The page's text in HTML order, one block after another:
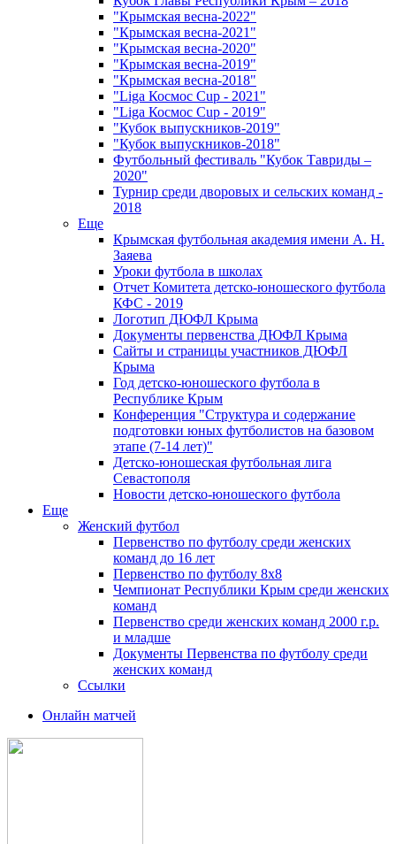
"Крымская весна-2022"
"Крымская весна-2021"
"Крымская весна-2020"
"Крымская весна-2019"
"Крымская весна-2018"
"Liga Космос Cup - 2021"
"Liga Космос Cup - 2019"
"Кубок выпускников-2019"
"Кубок выпускников-2018"
Футбольный фестиваль "Кубок Тавриды –
2020"
Турнир среди дворовых и сельских команд -
2018
Еще
Крымская футбольная академия имени А. Н.
Заяева
Уроки футбола в школах
Отчет Комитета детско-юношеского футбола
КФС - 2019
Логотип ДЮФЛ Крыма
Документы первенства ДЮФЛ Крыма
Сайты и страницы участников ДЮФЛ
Крыма
Год детско-юношеского футбола в
Республике Крым
Конференция "Структура и содержание
подготовки юных футболистов на базовом
этапе (7-14 лет)"
Детско-юношеская футбольная лига
Севастополя
Новости детско-юношеского футбола
Еще
Женский футбол
Первенство по футболу среди женских
команд до 16 лет
Первенство по футболу 8х8
Чемпионат Республики Крым среди женских
команд
Первенство среди женских команд 2000 г.р.
и младше
Документы Первенства по футболу среди
женских команд
Ссылки
Онлайн матчей